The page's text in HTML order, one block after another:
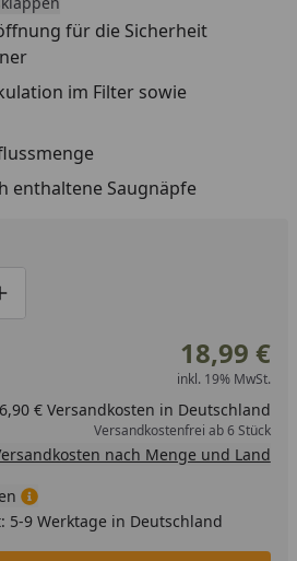
konstruiert
und Wasserzirkulation
Überlastungsschutzes
Dauerbetrieb. Die
PAS 300 lässt sich zudem
sicheren Stand sorgen die im
Saugnäpfe.
für die Sicherheit
im Filter sowie
enthaltene Saugnäpfe
eins verringern
manuell eingeben
Produktmenge um eins erhöhen
18,99 €
inkl. 19% MwSt.
6,90 € Versandkosten in Deutschland
Versandkostenfrei ab 6 Stück
nach Menge und Land
5-9 Werktage in Deutschland